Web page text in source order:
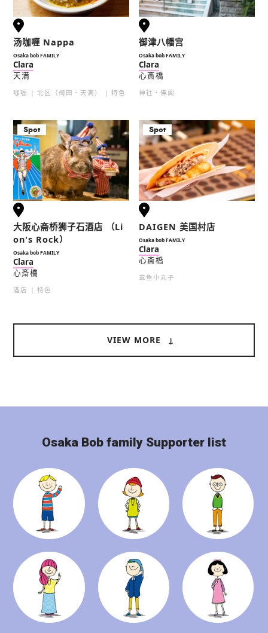
汤咖喱 Nappa
Osaka bob FAMILY
Clara
天満
咖喱 北区（梅田・天满） 特色
御津八幡宫
Osaka bob FAMILY
Clara
心斎橋
神社・佛阁
Spot
大阪心斋桥狮子石酒店 （Li
on's Rock）
Osaka bob FAMILY
Clara
心斎橋
酒店 特色
Spot
DAIGEN 美国村店
Osaka bob FAMILY
Clara
心斎橋
章鱼小丸子
VIEW MORE
Osaka Bob family Supporter list